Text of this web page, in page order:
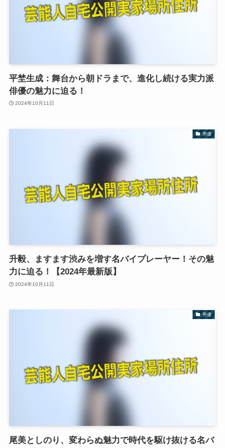
平埜生成：舞台から朝ドラまで、進化し続ける実力派
俳優の魅力に迫る！
2024年10月11日
男優
升毅、ますます渋みを増す名バイプレーヤー！その魅
力に迫る！【2024年最新版】
2024年10月11日
男優
尾美としのり、変わらぬ魅力で時代を駆け抜ける名バ